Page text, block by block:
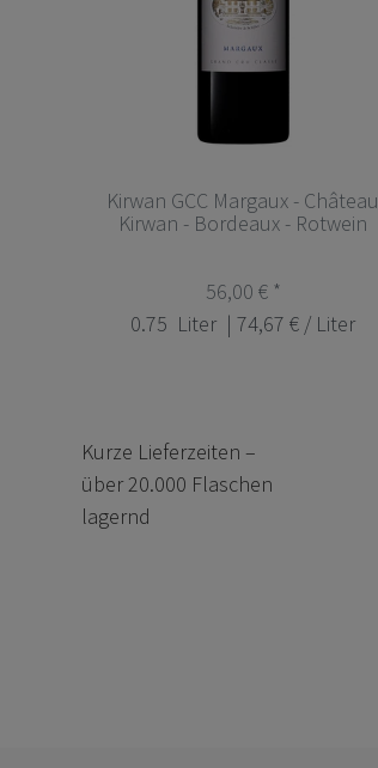
Kirwan GCC Margaux - Château
Kirwan - Bordeaux - Rotwein
56,00 € *
0.75 Liter | 74,67 € / Liter
Kurze Lieferzeiten –
über 20.000 Flaschen
lagernd